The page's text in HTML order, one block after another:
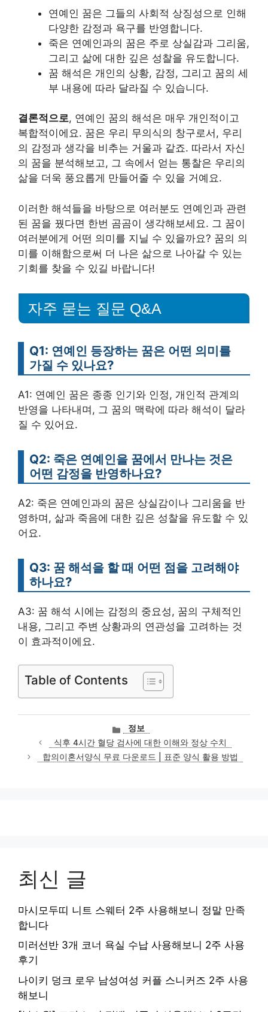
연예인 꿈은 그들의 사회적 상징성으로 인해
다양한 감정과 욕구를 반영합니다.
죽은 연예인과의 꿈은 주로 상실감과 그리움,
그리고 삶에 대한 깊은 성찰을 유도합니다.
꿈 해석은 개인의 상황, 감정, 그리고 꿈의 세
부 내용에 따라 달라질 수 있습니다.
결론적으로, 연예인 꿈의 해석은 매우 개인적이고
복합적이에요. 꿈은 우리 무의식의 창구로서, 우리
의 감정과 생각을 비추는 거울과 같죠. 따라서 자신
의 꿈을 분석해보고, 그 속에서 얻는 통찰은 우리의
삶을 더욱 풍요롭게 만들어줄 수 있을 거예요.
이러한 해석들을 바탕으로 여러분도 연예인과 관련
된 꿈을 꿨다면 한번 곰곰이 생각해보세요. 그 꿈이
여러분에게 어떤 의미를 지닐 수 있을까요? 꿈의 의
미를 이해함으로써 더 나은 삶으로 나아갈 수 있는
기회를 찾을 수 있길 바랍니다!
자주 묻는 질문 Q&A
Q1: 연예인 등장하는 꿈은 어떤 의미를
가질 수 있나요?
A1: 연예인 꿈은 종종 인기와 인정, 개인적 관계의
반영을 나타내며, 그 꿈의 맥락에 따라 해석이 달라
질 수 있어요.
Q2: 죽은 연예인을 꿈에서 만나는 것은
어떤 감정을 반영하나요?
A2: 죽은 연예인과의 꿈은 상실감이나 그리움을 반
영하며, 삶과 죽음에 대한 깊은 성찰을 유도할 수 있
어요.
Q3: 꿈 해석을 할 때 어떤 점을 고려해야
하나요?
A3: 꿈 해석 시에는 감정의 중요성, 꿈의 구체적인
내용, 그리고 주변 상황과의 연관성을 고려하는 것
이 효과적이에요.
Table of Contents
카
테
고
리
정보
식후 4시간 혈당 검사에 대한 이해와 정상 수치
합의이혼서양식 무료 다운로드 | 표준 양식 활용 방법
최신 글
마시모두띠 니트 스웨터 2주 사용해보니 정말 만족
합니다
미러선반 3개 코너 욕실 수납 사용해보니 2주 사용
후기
나이키 덩크 로우 남성여성 커플 스니커즈 2주 사용
해보니